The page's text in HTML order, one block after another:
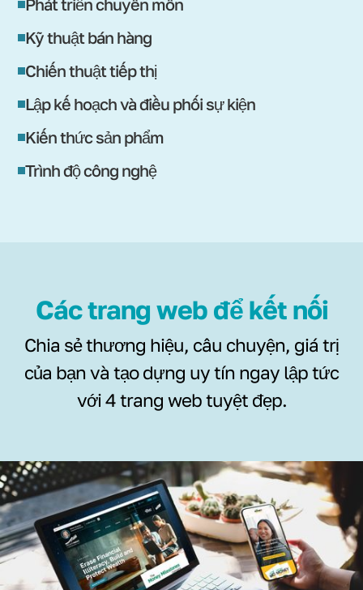
Kỹ thuật bán hàng
Chiến thuật tiếp thị
Lập kế hoạch và điều phối sự kiện
Kiến thức sản phẩm
Trình độ công nghệ
Các trang web để kết nối
Chia sẻ thương hiệu, câu chuyện, giá trị
của bạn và tạo dựng uy tín ngay lập tức
với 4 trang web tuyệt đẹp.